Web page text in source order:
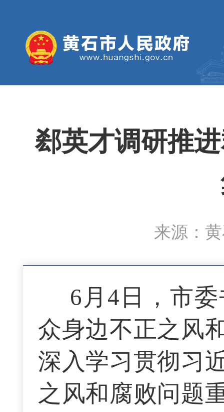
郄英才调研推
来源：
6月4日，市
众身边不正之风
深入学习贯彻习
之风和腐败问题